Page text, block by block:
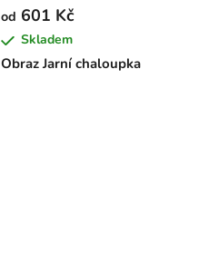
Obraz Jarní chaloupka
od 601 Kč
Skladem